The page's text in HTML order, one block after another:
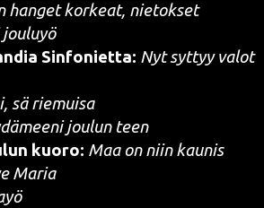
han­get kor­keat, nietokset
jou­lu­yö
Sin­fo­niet­ta: Nyt syt­tyy valot
sä riemuisa
jou­lun teen
kuo­ro: Maa on niin kaunis
Maria